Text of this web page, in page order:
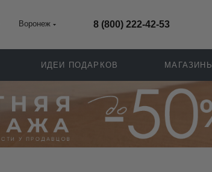
Воронеж 8 (800) 222-42-53
ИДЕИ ПОДАРКОВ МАГАЗИНЫ